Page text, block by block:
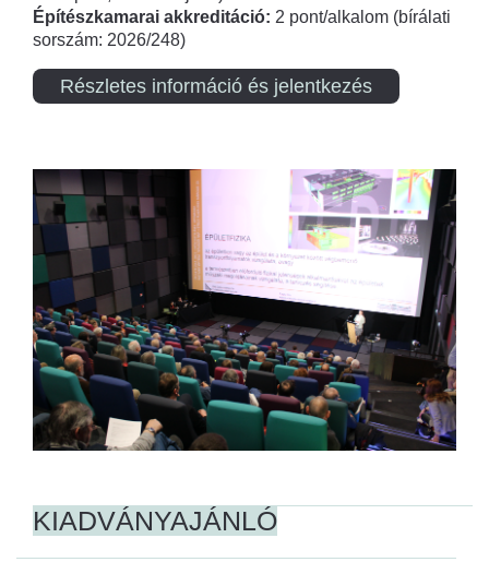
Építészkamarai akkreditáció: 2 pont/alkalom (bírálati
sorszám: 2026/248)
Részletes információ és jelentkezés
KIADVÁNYAJÁNLÓ